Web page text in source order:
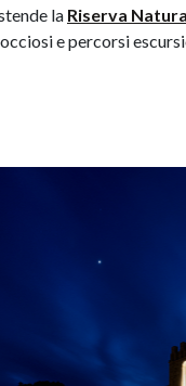
la Riserva
e percorsi